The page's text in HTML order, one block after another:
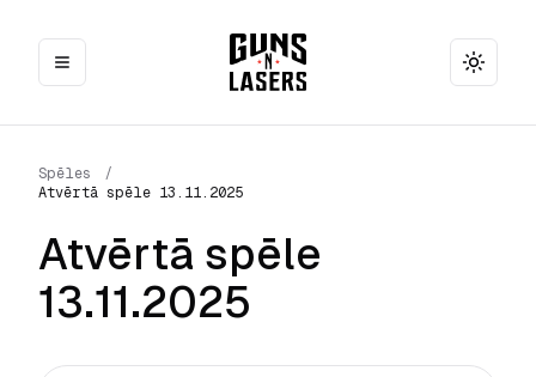
Toggle
Spēles
/
Atvērtā spēle 13.11.2025
Atvērtā spēle
13.11.2025